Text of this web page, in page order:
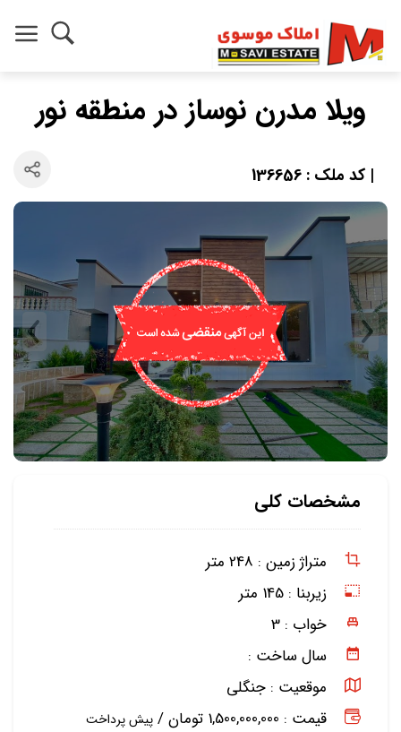
ویلا مدرن نوساز در منطقه نور
| کد ملک : 136656
مشخصات کلی
متراژ زمین : 248 متر
زیربنا : 145 متر
خواب : 3
سال ساخت :
موقعیت : جنگلی
قیمت : 1,500,000,000 تومان /
پیش پرداخت